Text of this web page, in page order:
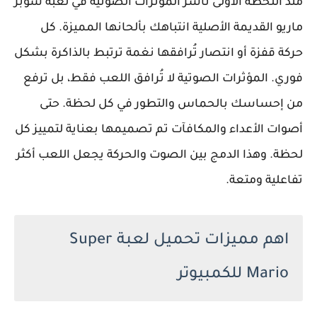
ماريو القديمة الأصلية انتباهك بألحانها المميزة. كل
حركة قفزة أو انتصار تُرافقها نغمة ترتبط بالذاكرة بشكل
فوري. المؤثرات الصوتية لا تُرافق اللعب فقط، بل ترفع
من إحساسك بالحماس والتطور في كل لحظة. حتى
أصوات الأعداء والمكافآت تم تصميمها بعناية لتمييز كل
لحظة. وهذا الدمج بين الصوت والحركة يجعل اللعب أكثر
تفاعلية ومتعة.
اهم مميزات تحميل لعبة Super
Mario للكمبيوتر